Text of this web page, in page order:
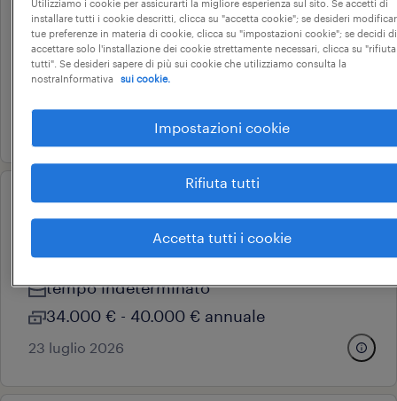
manutentore elettrico
olgiate comasco, lombardia
tempo indeterminato
manutentore elettrico
legnano, lombardia
tempo indeterminato
34.000 € - 40.000 € annuale
23 luglio 2026
Utilizziamo i cookie per assicurarti la migliore esperienza sul sito. Se accetti di
installare tutti i cookie descritti, clicca su "accetta cookie"; se desideri
tue preferenze in materia di cookie, clicca su "impostazioni cookie"; se decidi di
accettare solo l'installazione dei cookie strettamente necessari, clicca su "rifiuta
tutti". Se desideri sapere di più sui cookie che utilizziamo consulta la
nostraInformativa
sui cookie.
Impostazioni cookie
Rifiuta tutti
Accetta tutti i cookie